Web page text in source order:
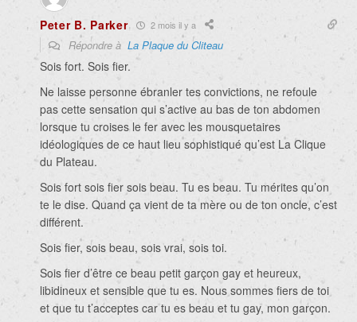
Peter B. Parker 2 mois il y a
Répondre à La Plaque du Cliteau
Sois fort. Sois fier.
Ne laisse personne ébranler tes convictions, ne refoule
pas cette sensation qui s’active au bas de ton abdomen
lorsque tu croises le fer avec les mousquetaires
idéologiques de ce haut lieu sophistiqué qu’est La Clique
du Plateau.
Sois fort sois fier sois beau. Tu es beau. Tu mérites qu’on
te le dise. Quand ça vient de ta mère ou de ton oncle, c’est
différent.
Sois fier, sois beau, sois vrai, sois toi.
Sois fier d’être ce beau petit garçon gay et heureux,
libidineux et sensible que tu es. Nous sommes fiers de toi
et que tu t’acceptes car tu es beau et tu gay, mon garçon.